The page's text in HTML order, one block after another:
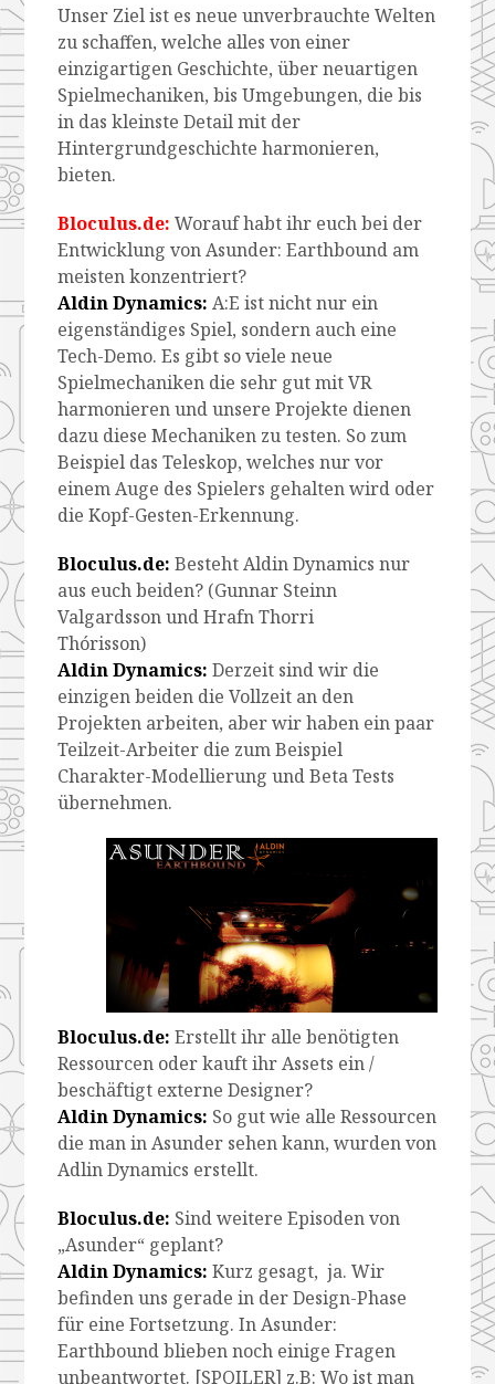
Unser Ziel ist es neue unverbrauchte Welten
zu schaffen, welche alles von einer
einzigartigen Geschichte, über neuartigen
Spielmechaniken, bis Umgebungen, die bis
in das kleinste Detail mit der
Hintergrundgeschichte harmonieren,
bieten.
Bloculus.de: Worauf habt ihr euch bei der
Entwicklung von Asunder: Earthbound am
meisten konzentriert?
Aldin Dynamics: A:E ist nicht nur ein
eigenständiges Spiel, sondern auch eine
Tech-Demo. Es gibt so viele neue
Spielmechaniken die sehr gut mit VR
harmonieren und unsere Projekte dienen
dazu diese Mechaniken zu testen. So zum
Beispiel das Teleskop, welches nur vor
einem Auge des Spielers gehalten wird oder
die Kopf-Gesten-Erkennung.
Bloculus.de:Besteht Aldin Dynamics nur
aus euch beiden? (Gunnar Steinn
Valgardsson und Hrafn Thorri
Thórisson)
Aldin Dynamics:Derzeit sind wir die
einzigen beiden die Vollzeit an den
Projekten arbeiten, aber wir haben ein paar
Teilzeit-Arbeiter die zum Beispiel
Charakter-Modellierung und Beta Tests
übernehmen.
Bloculus.de:Erstellt ihr alle benötigten
Ressourcen oder kauft ihr Assets ein /
beschäftigt externe Designer?
Aldin Dynamics: So gut wie alle Ressourcen
die man in Asunder sehen kann, wurden von
Adlin Dynamics erstellt.
Bloculus.de: Sind weitere Episoden von
„Asunder“ geplant?
Aldin Dynamics: Kurz gesagt, ja. Wir
befinden uns gerade in der Design-Phase
für eine Fortsetzung. In Asunder:
Earthbound blieben noch einige Fragen
unbeantwortet. [SPOILER] z.B: Wo ist man